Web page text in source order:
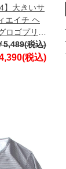
】大きいサ
エイチ ヘ
ロゴプリン
t240419
5,489(税込)
税込)